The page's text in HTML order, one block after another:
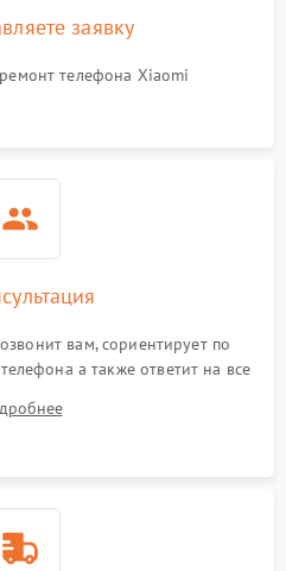
заявку
телефона Xiaomi
вам, сориентирует по
а также ответит на все